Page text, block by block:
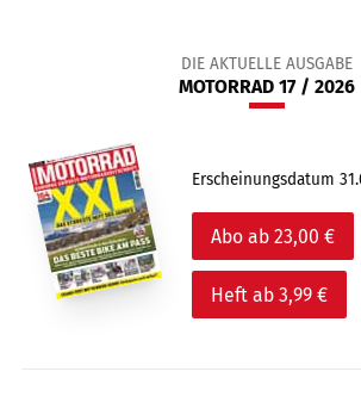
DIE AKTUELLE AUSGABE
MOTORRAD 17 / 2026
Erscheinungsdatum
Abo ab 23,00 €
Heft ab 3,99 €